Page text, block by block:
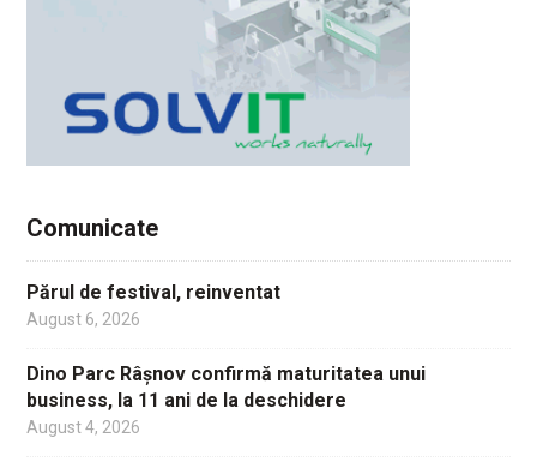
Comunicate
Părul de festival, reinventat
August 6, 2026
Dino Parc Râșnov confirmă maturitatea unui
business, la 11 ani de la deschidere
August 4, 2026